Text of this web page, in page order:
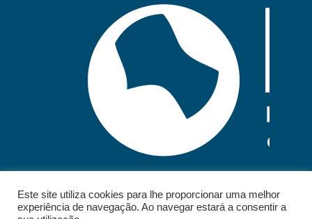
Este site utiliza cookies para lhe proporcionar uma melhor
experiência de navegação. Ao navegar estará a consentir a